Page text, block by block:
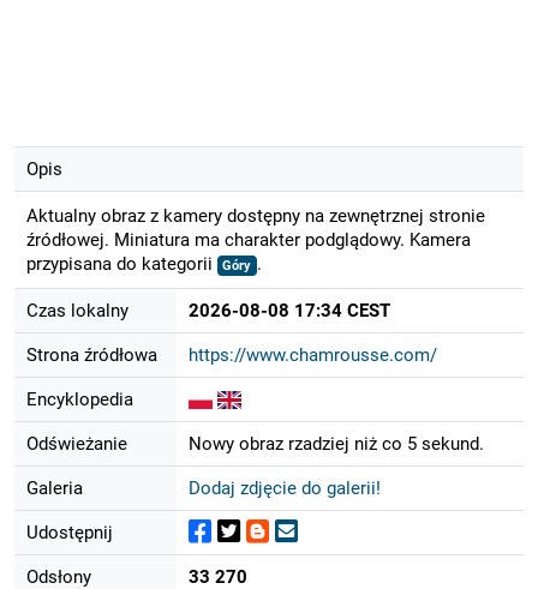
Opis
Aktualny obraz z kamery dostępny na zewnętrznej stronie
źródłowej. Miniatura ma charakter podglądowy. Kamera
przypisana do kategorii
Góry .
Czas lokalny 2026-08-08 17:34 CEST
Strona źródłowa https://www.chamrousse.com/
Encyklopedia
Odświeżanie Nowy obraz rzadziej niż co 5 sekund.
Galeria Dodaj zdjęcie do galerii!
Udostępnij
Odsłony 33 270